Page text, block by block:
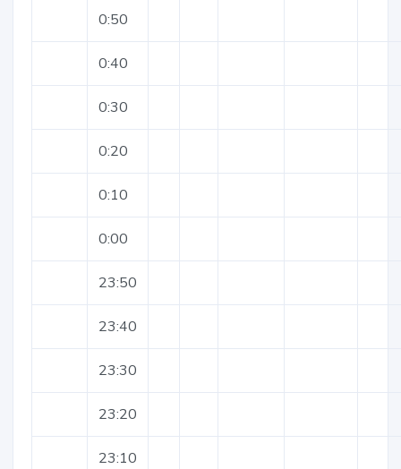
0:50
0:40
0:30
0:20
0:10
0:00
23:50
23:40
23:30
23:20
23:10